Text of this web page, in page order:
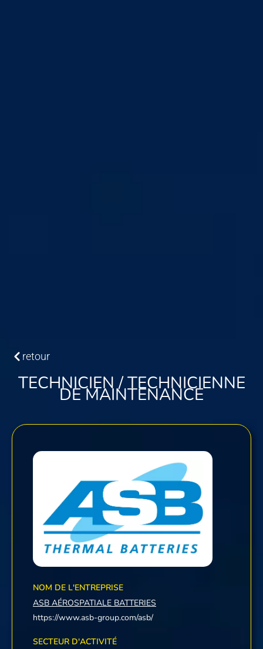
retour
TECHNICIEN / TECHNICIENNE
DE MAINTENANCE
NOM DE L'ENTREPRISE
ASB AÉROSPATIALE BATTERIES
https://www.asb-group.com/asb/
SECTEUR D'ACTIVITÉ